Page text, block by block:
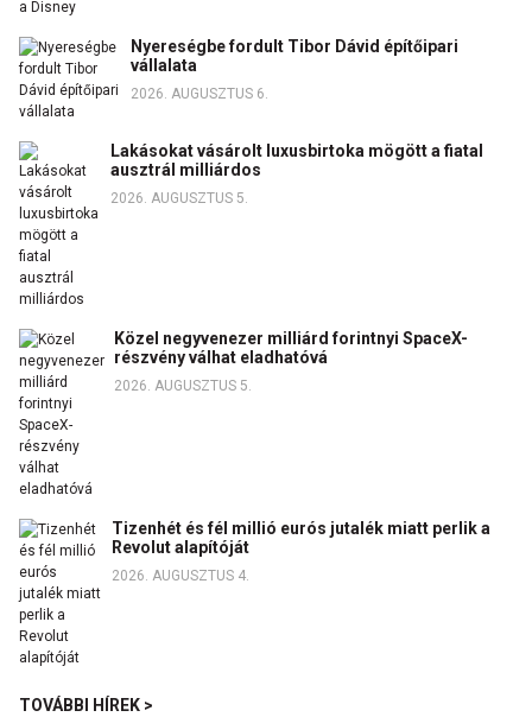
Nyereségbe fordult Tibor Dávid építőipari
vállalata
2026. AUGUSZTUS 6.
Lakásokat vásárolt luxusbirtoka mögött a fiatal
ausztrál milliárdos
2026. AUGUSZTUS 5.
Közel negyvenezer milliárd forintnyi SpaceX-
részvény válhat eladhatóvá
2026. AUGUSZTUS 5.
Tizenhét és fél millió eurós jutalék miatt perlik a
Revolut alapítóját
2026. AUGUSZTUS 4.
TOVÁBBI HÍREK >